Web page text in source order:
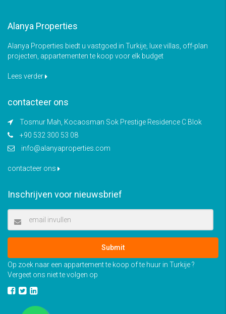
Alanya Properties
Alanya Properties biedt u vastgoed in Turkije, luxe villas, off-plan
projecten, appartementen te koop voor elk budget
Lees verder
contacteer ons
Tosmur Mah, Kocaosman Sok Prestige Residence C Blok
+90 532 300 53 08
info@alanyaproperties.com
contacteer ons
Inschrijven voor nieuwsbrief
Submit
Op zoek naar een appartement te koop of te huur in Turkije ?
Vergeet ons niet te volgen op